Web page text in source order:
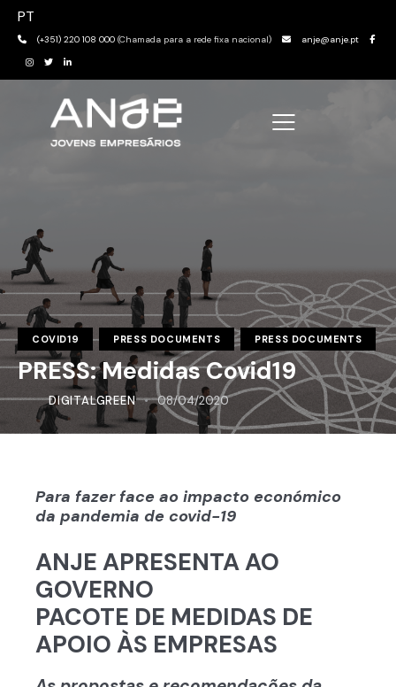
PT
(+351) 220 108 000 (Chamada para a rede fixa nacional) anje@anje.pt
COVID19 PRESS DOCUMENTS PRESS DOCUMENTS
PRESS: Medidas Covid19
DIGITALGREEN 08/04/2020
Para fazer face ao impacto económico
da pandemia de covid-19
ANJE APRESENTA AO
GOVERNO
PACOTE DE MEDIDAS DE
APOIO ÀS EMPRESAS